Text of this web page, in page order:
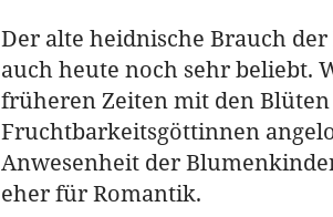
Der alte heidnische Brauch
auch heute noch sehr beliebt.
früheren Zeiten mit den Blüten
Fruchtbarkeitsgöttinnen
Anwesenheit der
eher für Romantik.